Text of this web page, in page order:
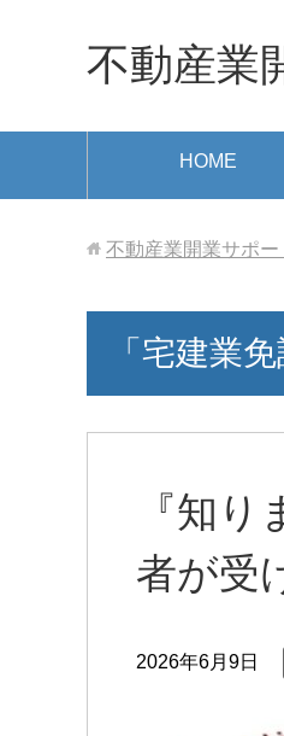
不動産業
HOME
不動産業開業サポ
「宅建業
『知
者が受
2026年6月9日